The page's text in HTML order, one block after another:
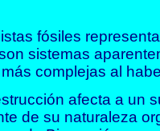
fósiles
sistemas
complejas al
afecta a un
de su naturaleza